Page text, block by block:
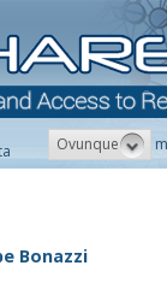
Ovunque
Bonazzi